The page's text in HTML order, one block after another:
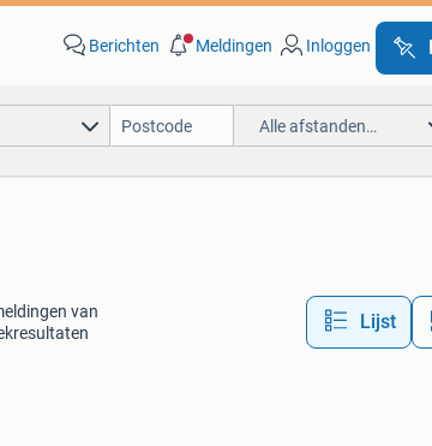
Berichten Meldingen Inloggen
Alle afstanden…
van
Lijst